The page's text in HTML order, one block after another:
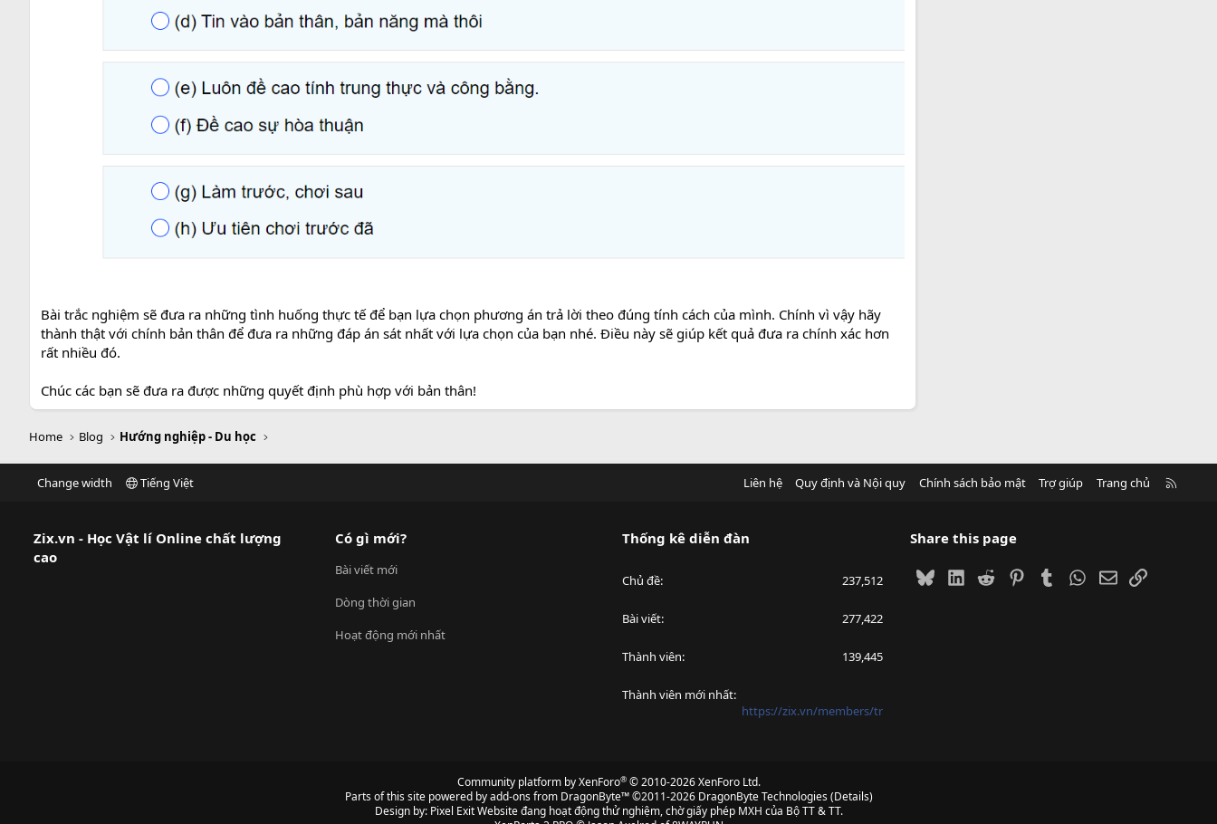
Bài trắc nghiệm sẽ đưa ra những tình huống thực tế để bạn lựa chọn phương án trả lời theo đúng tính cách của mình. Chính vì vậy hãy
thành thật với chính bản thân để đưa ra những đáp án sát nhất với lựa chọn của bạn nhé. Điều này sẽ giúp kết quả đưa ra chính xác hơn
rất nhiều đó.
Chúc các bạn sẽ đưa ra được những quyết định phù hợp với bản thân!
Home Blog Hướng nghiệp - Du học
Change width Tiếng Việt Liên hệ Quy định và Nội quy Chính sách bảo mật Trợ giúp Trang chủ
Zix.vn - Học Vật lí Online chất lượng
cao
Có gì mới?
Bài viết mới
Dòng thời gian
Hoạt động mới nhất
Thống kê diễn đàn
Chủ đề 237,512
Bài viết 277,422
Thành viên 139,445
Thành viên mới nhất
https://zix.vn/members/tr
Share this page
BlueskyLinkedIn
Reddit PinterestTumblrWhatsApp
EmailLink
Community platform by XenForo® © 2010-2026 XenForo Ltd.
Parts of this site powered byadd-ons from DragonByte™©2011-2026 DragonByte Technologies(Details)
Design by: Pixel ExitWebsite đang hoạt động thử nghiệm, chờ giấy phép MXH của Bộ TT & TT.